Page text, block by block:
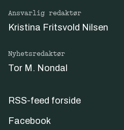
Ansvarlig redaktør
Kristina Fritsvold Nilsen
Nyhetsredaktør
Tor M. Nondal
RSS-feed forside
Facebook